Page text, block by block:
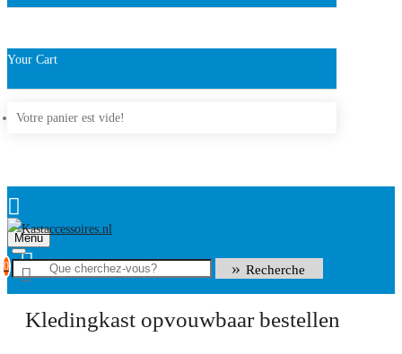
Your Cart
Votre panier est vide!
Menu
0 Recherche
Kledingkast opvouwbaar bestellen